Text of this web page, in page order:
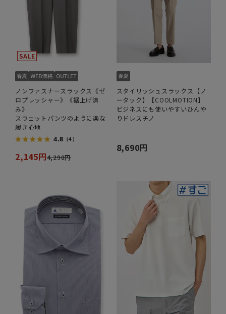
ノンファスナースラックス《ゼ
ロプレッシャー》《裾上げ済
み》
スウェットパンツのように楽な
履き心地
4.8 （4）
2,145円4,290円
スタイリッシュスラックス【ノ
ータック】【COOLMOTION】
ビジネスにも使いやすいひんや
りドレスチノ
8,690円